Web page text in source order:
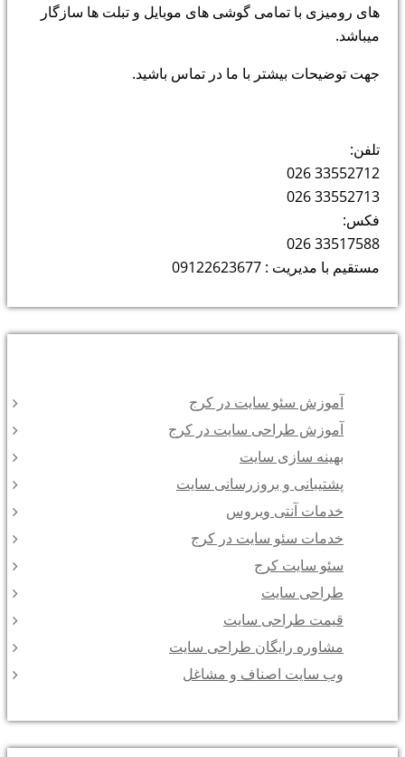
های رومیزی با تمامی گوشی های موبایل و تبلت ها سازگار
میباشد.
جهت توضیحات بیشتر با ما در تماس باشید.
تلفن:
33552712 026
33552713 026
فکس:
33517588 026
مستقیم با مدیریت : 09122623677
آموزش سئو سایت در کرج
آموزش طراحی سایت در کرج
بهینه سازی سایت
پشتیبانی و بروزرسانی سایت
خدمات آنتی ویروس
خدمات سئو سایت در کرج
سئو سایت کرج
طراحی سایت
قیمت طراحی سایت
مشاوره رایگان طراحی سایت
وب سایت اصناف و مشاغل